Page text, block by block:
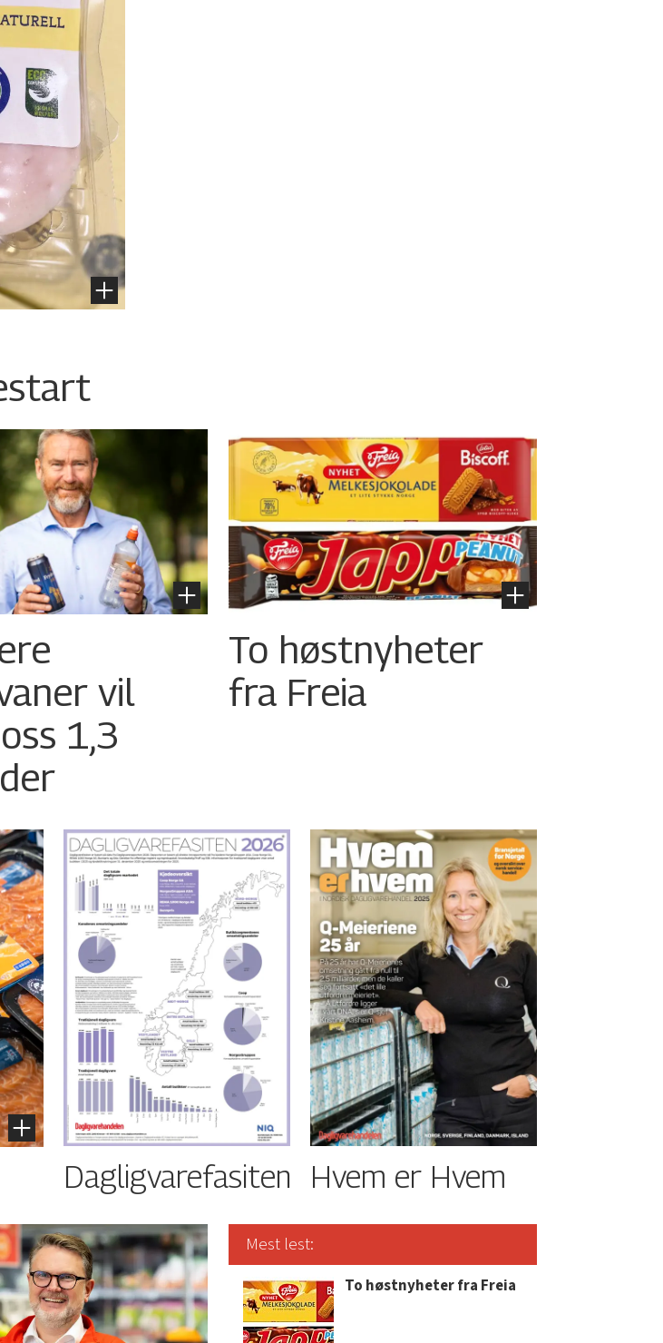
vil
1,3
To høstnyheter
fra Freia
Dagligvarefasiten Hvem er Hvem
Mest lest:
To høstnyheter fra Freia